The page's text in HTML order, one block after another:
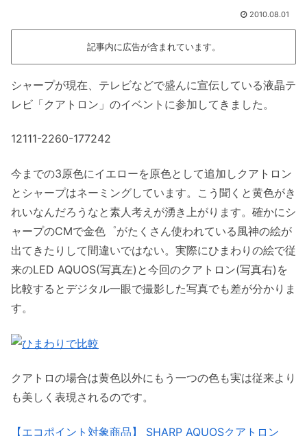
2010.08.01
記事内に広告が含まれています。
シャープが現在、テレビなどで盛んに宣伝している液晶テ
レビ「クアトロン」のイベントに参加してきました。
12111-2260-177242
今までの3原色にイエローを原色として追加しクアトロン
とシャープはネーミングしています。こう聞くと黄色がき
れいなんだろうなと素人考えが湧き上がります。確かにシ
ャープのCMで金色゜がたくさん使われている風神の絵が
出てきたりして間違いではない。実際にひまわりの絵で従
来のLED AQUOS(写真左)と今回のクアトロン(写真右)を
比較するとデジタル一眼で撮影した写真でも差が分かりま
す。
クアトロの場合は黄色以外にもう一つの色も実は従来より
も美しく表現されるのです。
【エコポイント対象商品】 SHARP AQUOSクアトロン